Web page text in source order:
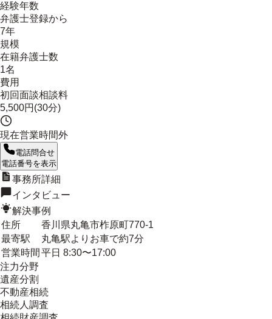
経験年数
弁護士登録から
7年
規模
在籍弁護士数
1名
費用
初回面談相談料
5,500円(30分)
現在営業時間外
電話問合せ
電話番号を表示
事務所詳細
インタビュー
解決事例
住所
香川県丸亀市柞原町770-1
最寄駅
丸亀駅よりお車で約7分
営業時間 平日 8:30〜17:00
注力分野
遺産分割
不動産相続
相続人調査